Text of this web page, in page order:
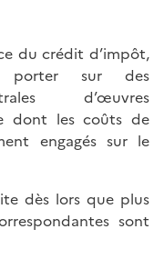
du crédit d’impôt,
porter sur des
d’œuvres
dont les coûts de
engagés sur le
dès lors que plus
sont